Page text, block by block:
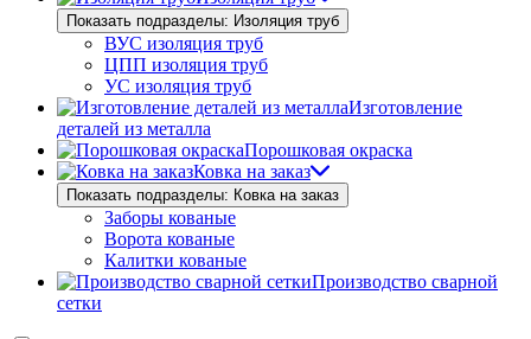
Показать подразделы: Изоляция труб
ВУС изоляция труб
ЦПП изоляция труб
УС изоляция труб
Изготовление
деталей из металла
Порошковая окраска
Ковка на заказ
Показать подразделы: Ковка на заказ
Заборы кованые
Ворота кованые
Калитки кованые
Производство сварной
сетки